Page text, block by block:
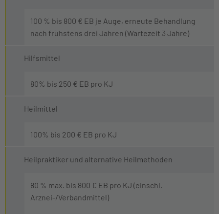
100 % bis 800 € EB je Auge, erneute Behandlung
nach frühstens drei Jahren (Wartezeit 3 Jahre)
Hilfsmittel
80% bis 250 € EB pro KJ
Heilmittel
100% bis 200 € EB pro KJ
Heilpraktiker und alternative Heilmethoden
80 % max. bis 800 € EB pro KJ (einschl.
Arznei-/Verbandmittel)